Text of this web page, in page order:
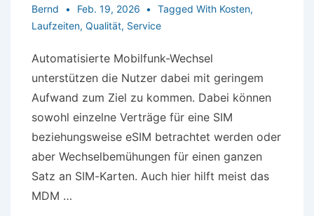
Bernd Feb. 19, 2026 Tagged With Kosten,
Laufzeiten, Qualität, Service
Automatisierte Mobilfunk-Wechsel
unterstützen die Nutzer dabei mit geringem
Aufwand zum Ziel zu kommen. Dabei können
sowohl einzelne Verträge für eine SIM
beziehungsweise eSIM betrachtet werden oder
aber Wechselbemühungen für einen ganzen
Satz an SIM-Karten. Auch hier hilft meist das
MDM …